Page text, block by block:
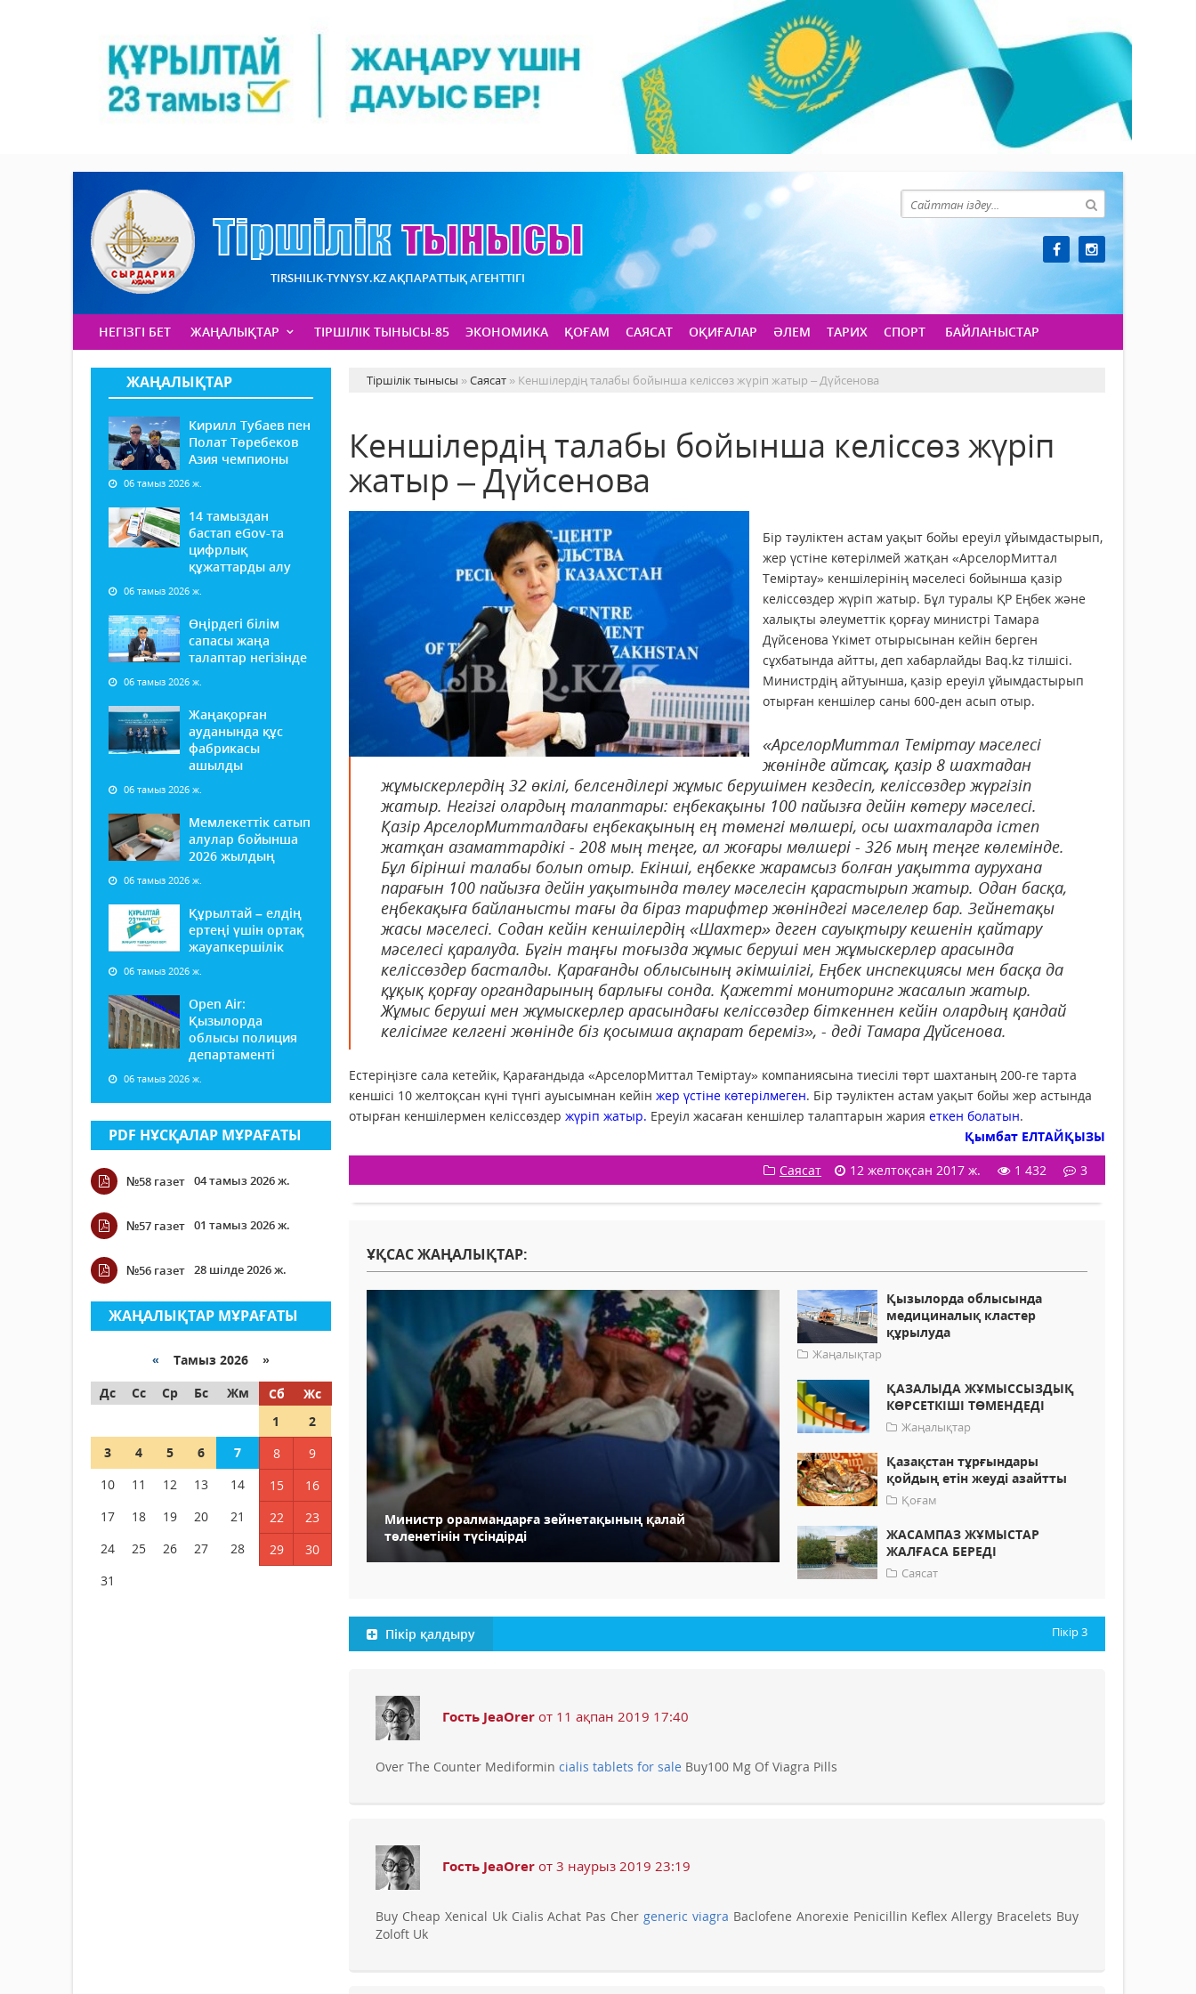
TIRSHILIK-TYNYSY.KZ АҚПАРАТТЫҚ АГЕНТТІГІ
НЕГІЗГІ БЕТ ЖАҢАЛЫҚТАР ТІРШІЛІК ТЫНЫСЫ-85 ЭКОНОМИКА ҚОҒАМ САЯСАТ ОҚИҒАЛАР ӘЛЕМ ТАРИХ СПОРТ БАЙЛАНЫСТАР
ЖАҢАЛЫҚТАР
Кирилл Тубаев пен
Полат Төребеков
Азия чемпионы
06 тамыз 2026 ж.
14 тамыздан
бастап еGov-та
цифрлық
құжаттарды алу
06 тамыз 2026 ж.
Өңірдегі білім
сапасы жаңа
талаптар негізінде
06 тамыз 2026 ж.
Жаңақорған
ауданында құс
фабрикасы
ашылды
06 тамыз 2026 ж.
Мемлекеттік сатып
алулар бойынша
2026 жылдың
06 тамыз 2026 ж.
Құрылтай – елдің
ертеңі үшін ортақ
жауапкершілік
06 тамыз 2026 ж.
Open Air:
Қызылорда
облысы полиция
департаменті
06 тамыз 2026 ж.
PDF НҰСҚАЛАР МҰРАҒАТЫ
№58 газет 04 тамыз 2026 ж.
№57 газет 01 тамыз 2026 ж.
№56 газет 28 шілде 2026 ж.
ЖАҢАЛЫҚТАР МҰРАҒАТЫ
« Тамыз 2026 »
Дс
Сс Ср Бс Жм Сб
Жс
1
2
3
4 5 6 7 8
9
10
11 12 13 14 15
16
17
18 19 20 21 22
23
24
25 26 27 28 29
30
31
Тіршілік тынысы »Саясат » Кеншілердің талабы бойынша келiссөз жүрiп жатыр – Дүйсенова
Кеншілердің талабы бойынша келiссөз жүрiп
жатыр – Дүйсенова
Бiр тәулiктен астам уақыт бойы ереуiл ұйымдастырып,
жер үстiне көтерiлмей жатқан «АрселорМиттал
Теміртау» кеншiлерiнiң мәселесi бойынша қазiр
келiссөздер жүрiп жатыр. Бұл туралы ҚР Еңбек және
халықты әлеуметтiк қорғау министрi Тамара
Дүйсенова Үкiмет отырысынан кейiн берген
сұхбатында айтты, деп хабарлайды Baq.kz тiлшiсi.
Министрдiң айтуынша, қазiр ереуiл ұйымдастырып
отырған кеншiлер саны 600-ден асып отыр.
«АрселорМиттал Темiртау мәселесi
жөнiнде айтсақ, қазiр 8 шахтадан
жұмыскерлердiң 32 өкiлi, белсендiлерi жұмыс берушiмен кездесiп, келiссөздер жүргiзiп
жатыр. Негiзгi олардың талаптары: еңбекақыны 100 пайызға дейiн көтеру мәселесi.
Қазiр АрселорМитталдағы еңбекақының ең төменгi мөлшерi, осы шахталарда iстеп
жатқан азаматтардікі - 208 мың теңге, ал жоғары мөлшерi - 326 мың теңге көлемiнде.
Бұл бiрiншi талабы болып отыр. Екiншi, еңбекке жарамсыз болған уақытта аурухана
парағын 100 пайызға дейiн уақытында төлеу мәселесiн қарастырып жатыр. Одан басқа,
еңбекақыға байланысты тағы да бiраз тарифтер жөнiндегi мәселелер бар. Зейнетақы
жасы мәселесi. Содан кейiн кеншiлердiң «Шахтер» деген сауықтыру кешенiн қайтару
мәселесi қаралуда. Бүгiн таңғы тоғызда жұмыс берушi мен жұмыскерлер арасында
келiссөздер басталды. Қарағанды облысының әкiмшiлiгi, Еңбек инспекциясы мен басқа да
құқық қорғау органдарының барлығы сонда. Қажеттi мониторинг жасалып жатыр.
Жұмыс берушi мен жұмыскерлер арасындағы келiссөздер бiткеннен кейiн олардың қандай
келiсiмге келгенi жөнiнде бiз қосымша ақпарат беремiз», - дедi Тамара Дүйсенова.
Естеріңізге сала кетейік, Қарағандыда «АрселорМиттал Теміртау» компаниясына тиесілі төрт шахтаның 200-ге тарта
кеншісі 10 желтоқсан күні түнгі ауысымнан кейін жер үстіне көтерілмеген. Бір тәуліктен астам уақыт бойы жер астында
отырған кеншілермен келіссөздер жүріп жатыр. Ереуіл жасаған кеншілер талаптарын жария еткен болатын.
Қымбат ЕЛТАЙҚЫЗЫ
Саясат
12 желтоқсан 2017 ж. 1 432 3
ҰҚСАС ЖАҢАЛЫҚТАР:
Министр оралмандарға зейнетақының қалай
төленетінін түсіндірді
Қызылорда облысында
медициналық кластер
құрылуда
Жаңалықтар
ҚАЗАЛЫДА ЖҰМЫССЫЗДЫҚ
КӨРСЕТКІШІ ТӨМЕНДЕДІ
Жаңалықтар
Қазақстан тұрғындары
қойдың етін жеуді азайтты
Қоғам
ЖАСАМПАЗ ЖҰМЫСТАР
ЖАЛҒАСА БЕРЕДІ
Саясат
Пікір қалдыру Пікір3
Гость JeaOrer от 11 ақпан 2019 17:40
Over The Counter Mediformin cialis tablets for sale Buy100 Mg Of Viagra Pills
Гость JeaOrer от 3 наурыз 2019 23:19
Buy Cheap Xenical Uk Cialis Achat Pas Cher generic viagra Baclofene Anorexie Penicillin Keflex Allergy Bracelets Buy
Zoloft Uk